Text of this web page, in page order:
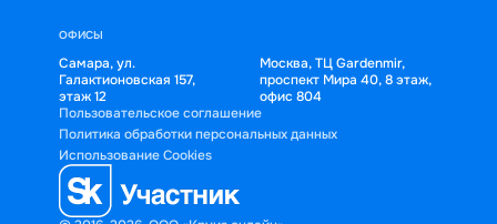
ОФИСЫ
Самара, ул.
Галактионовская 157,
этаж 12
Москва, ТЦ Gardenmir,
проспект Мира 40, 8 этаж,
офис 804
Пользовательское соглашение
Политика обработки персональных данных
Использование Cookies